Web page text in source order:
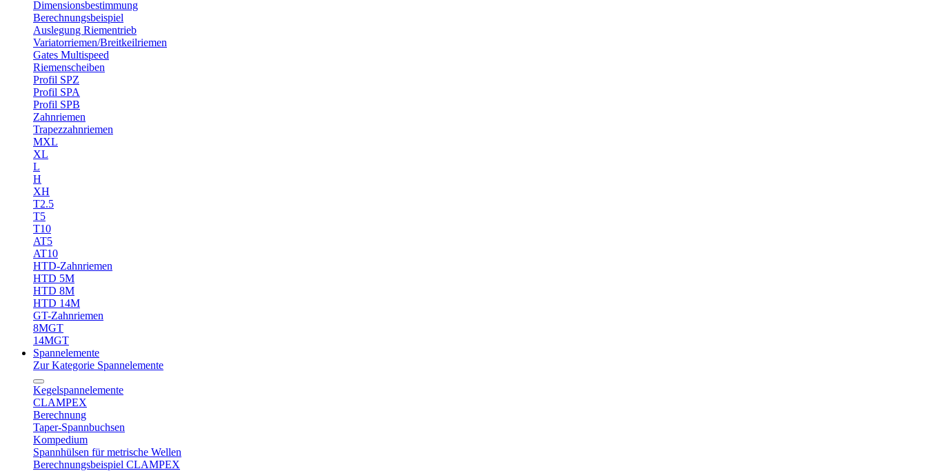
Dimensionsbestimmung
Berechnungsbeispiel
Auslegung Riementrieb
Variatorriemen/Breitkeilriemen
Gates Multispeed
Riemenscheiben
Profil SPZ
Profil SPA
Profil SPB
Zahnriemen
Trapezzahnriemen
MXL
XL
L
H
XH
T2.5
T5
T10
AT5
AT10
HTD-Zahnriemen
HTD 5M
HTD 8M
HTD 14M
GT-Zahnriemen
8MGT
14MGT
Spannelemente
Zur Kategorie Spannelemente
Kegelspannelemente
CLAMPEX
Berechnung
Taper-Spannbuchsen
Kompedium
Spannhülsen für metrische Wellen
Berechnungsbeispiel CLAMPEX